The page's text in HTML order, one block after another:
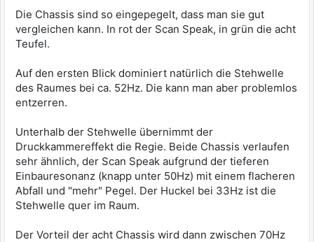
Die Chassis sind so eingepegelt, dass man sie gut
vergleichen kann. In rot der Scan Speak, in grün die acht
Teufel.
Auf den ersten Blick dominiert natürlich die Stehwelle
des Raumes bei ca. 52Hz. Die kann man aber problemlos
entzerren.
Unterhalb der Stehwelle übernimmt der
Druckkammereffekt die Regie. Beide Chassis verlaufen
sehr ähnlich, der Scan Speak aufgrund der tieferen
Einbauresonanz (knapp unter 50Hz) mit einem flacheren
Abfall und "mehr" Pegel. Der Huckel bei 33Hz ist die
Stehwelle quer im Raum.
Der Vorteil der acht Chassis wird dann zwischen 70Hz